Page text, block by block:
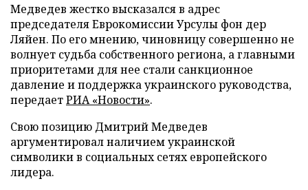
Медведев жестко высказался в адрес
председателя Еврокомиссии Урсулы фон дер
Ляйен. По его мнению, чиновницу совершенно не
волнует судьба собственного региона, а главными
приоритетами для нее стали санкционное
давление и поддержка украинского руководства,
передаетРИА «Новости».
Свою позицию Дмитрий Медведев
аргументировал наличием украинской
символики в социальных сетях европейского
лидера.